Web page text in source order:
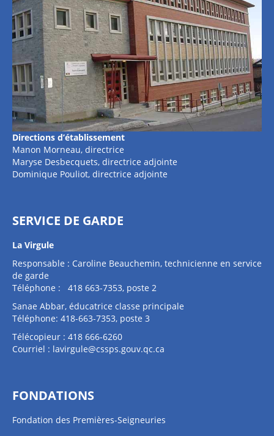
Directions d’établissement
Manon Morneau, directrice
Maryse Desbecquets, directrice adjointe
Dominique Pouliot, directrice adjointe
SERVICE DE GARDE
La Virgule
Responsable : Caroline Beauchemin, technicienne en service
de garde
Téléphone : 418 663-7353, poste 2
Sanae Abbar, éducatrice classe principale
Téléphone: 418-663-7353, poste 3
Télécopieur : 418 666-6260
Courriel : lavirgule@cssps.gouv.qc.ca
FONDATIONS
Fondation des Premières-Seigneuries